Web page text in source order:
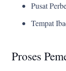
Pusat
Tempat
Proses